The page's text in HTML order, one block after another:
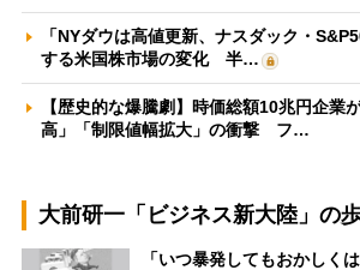
「NYダウは高値更新、ナスダック・
する米国株市場の変化 半…
【歴史的な爆騰劇】時価総額10兆円企業
高」「制限値幅拡大」の衝撃 フ…
大前研一「ビジネス新大陸」の
「いつ暴発してもおかしく